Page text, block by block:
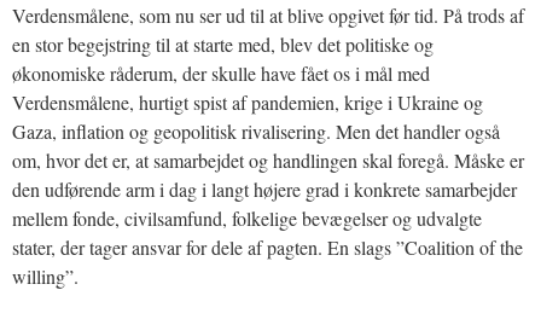
Verdensmålene, som nu ser ud til at blive opgivet før tid. På trods af
en stor begejstring til at starte med, blev det politiske og
økonomiske råderum, der skulle have fået os i mål med
Verdensmålene, hurtigt spist af pandemien, krige i Ukraine og
Gaza, inflation og geopolitisk rivalisering. Men det handler også
om, hvor det er, at samarbejdet og handlingen skal foregå. Måske er
den udførende arm i dag i langt højere grad i konkrete samarbejder
mellem fonde, civilsamfund, folkelige bevægelser og udvalgte
stater, der tager ansvar for dele af pagten. En slags ”Coalition of the
willing”.